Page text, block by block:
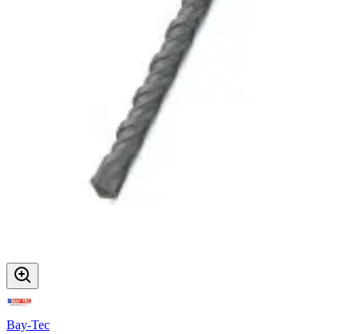
Bay-Tec